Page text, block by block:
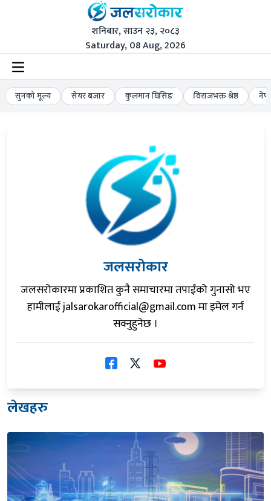
शनिबार, साउन २३, २०८३
Saturday, 08 Aug, 2026
सुनको मूल्य सेयर बजार कुलमान घिसिङ विराजभक्त श्रेष्ठ
जलसरोकार
जलसरोकारमा प्रकाशित कुनै समाचारमा तपाईंको गुनासो भए
हामीलाईjalsarokarofficial@gmail.comमा इमेल गर्न
सक्नुहुनेछ ।
लेखहरु